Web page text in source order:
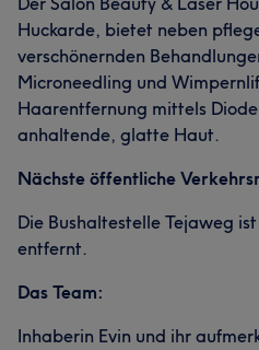
Portfolio
Huckarde, bietet neben
verschönernden
Microneedling und
Haarentfernung mittels
anhaltende, glatte Haut.
Nächste öffentliche
Die Bushaltestelle Tejaweg
entfernt.
Das Team:
Inhaberin Evin und ihr